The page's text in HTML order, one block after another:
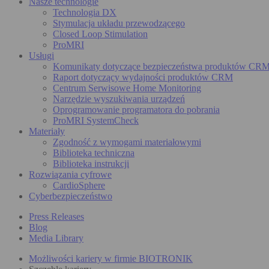
Technologia DX
Stymulacja układu przewodzącego
Closed Loop Stimulation
ProMRI
Usługi
Komunikaty dotyczące bezpieczeństwa produktów
Raport dotyczący wydajności produktów CRM
Centrum Serwisowe Home Monitoring
Narzędzie wyszukiwania urządzeń
Oprogramowanie programatora do pobrania
ProMRI SystemCheck
Materiały
Zgodność z wymogami materiałowymi
Biblioteka techniczna
Biblioteka instrukcji
Rozwiązania cyfrowe
CardioSphere
Cyberbezpieczeństwo
Press Releases
Blog
Media Library
Możliwości kariery w firmie BIOTRONIK